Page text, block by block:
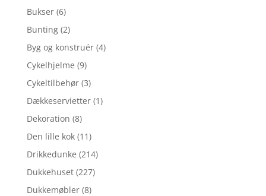
Bukser (6)
Bunting (2)
Byg og konstruér (4)
Cykelhjelme (9)
Cykeltilbehør (3)
Dækkeservietter (1)
Dekoration (8)
Den lille kok (11)
Drikkedunke (214)
Dukkehuset (227)
Dukkemøbler (8)